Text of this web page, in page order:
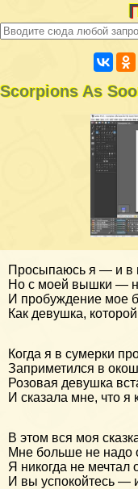
Scorpions As
Просыпаюсь я — и в
Но с моей вышки —
И пробуждение мое
Как девушка,
Когда я в сумерки
Заприметился в
Розовая девушка
И сказала мне, что я
В этом вся моя
Мне больше не надо
Я никогда не мечтал
И вы успокойтесь —